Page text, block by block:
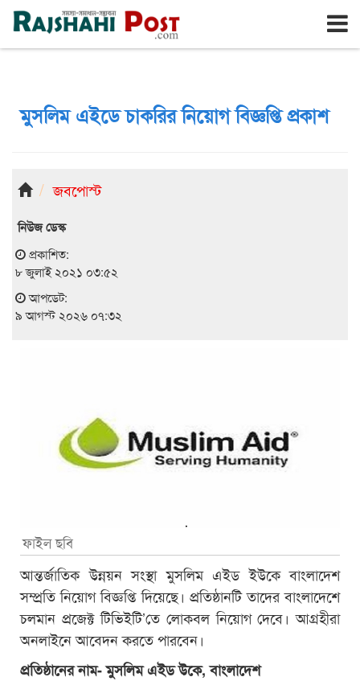
রাজশাহী রবিবার, ৯ই আগস্ট ২০২৬, ২৬শে শ্রাবণ ১৪৩৩
মুসলিম এইডে চাকরির নিয়োগ বিজ্ঞপ্তি প্রকাশ
জবপোস্ট
নিউজ ডেস্ক
প্রকাশিত:
৮ জুলাই ২০২১ ০৩:৫২
আপডেট:
৯ আগস্ট ২০২৬ ০৭:৩২
ফাইল ছবি
আন্তর্জাতিক উন্নয়ন সংস্থা মুসলিম এইড ইউকে বাংলাদেশ
সম্প্রতি নিয়োগ বিজ্ঞপ্তি দিয়েছে। প্রতিষ্ঠানটি তাদের বাংলাদেশে
চলমান প্রজেক্ট টিভিইটি’তে লোকবল নিয়োগ দেবে। আগ্রহীরা
অনলাইনে আবেদন করতে পারবেন।
প্রতিষ্ঠানের নাম- মুসলিম এইড উকে, বাংলাদেশ